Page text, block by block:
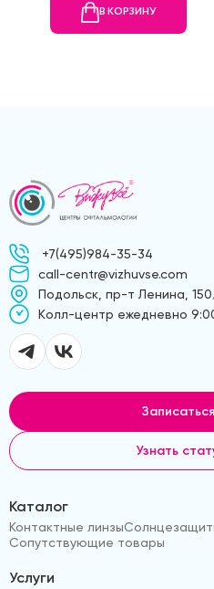
В КОРЗИНУ
+7(495)984-35-34
call-centr@vizhuvse.com
Подольск, пр-т Ленина,
Kолл-центр ежедневно
Узнать
Каталог
Контактные линзы
Сопутствующие товары
Услуги